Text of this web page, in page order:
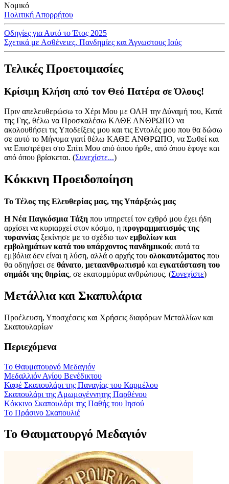
Νομικό
Πολιτική Απορρήτου
Οδηγίες για Αυτό το Έτος 2025
Σχετικά με Ασθένειες, Πανδημίες και Άγνωστους Ιούς
Τελικές Προετοιμασίες
Κρίσιμη Κλήση από τον Θεό Πατέρα σε Όλους!
Πριν απελευθερώσω το Χέρι Μου με ΟΛΗ την Δύναμή του, Κατά
της Γης, θέλω να Προσκαλέσω ΚΑΘΕ ΑΝΘΡΩΠΟ να
ακολουθήσει τις Υποδείξεις μου και τις Εντολές μου που θα δώσω
σε αυτό το Μήνυμα γιατί θέλω ΚΑΘΕ ΑΝΘΡΩΠΟ, να Σωθεί και
να Επιστρέψει στο Σπίτι Μου από όπου ήρθε, από όπου έφυγε και
από όπου βρίσκεται. (Συνεχίστε...)
Κόκκινη Προειδοποίηση
Το Τέλος της Ελευθερίας μας, της Υπάρξεώς μας
Η Νέα Παγκόσμια Τάξη που υπηρετεί τον εχθρό μου έχει ήδη
αρχίσει να κυριαρχεί στον κόσμο, η προγραμματισμός της
τυραννίας ξεκίνησε με το σχέδιο των εμβολίων και
εμβολημάτων κατά του υπάρχοντος πανδημικού; αυτά τα
εμβόλια δεν είναι η λύση, αλλά ο αρχής του ολοκαυτώματος που
θα οδηγήσει σε θάνατο, μεταανθρωπισμό και εγκατάσταση του
σημάδι της θηρίας, σε εκατομμύρια ανθρώπους. (Συνεχίστε)
Μετάλλια και Σκαπυλάρια
Προέλευση, Υποσχέσεις και Χρήσεις διαφόρων Μεταλλίων και
Σκαπουλαρίων
Περιεχόμενα
Το Θαυματουργό Μεδαγιόν
Μεδαλλιόν Αγίου Βενέδικτου
Καφέ Σκαπουλάρι της Παναγίας του Καρμέλου
Σκαπουλάρι της Αμωμογέννητης Παρθένου
Κόκκινο Σκαπουλάρι της Παθής του Ιησού
Το Πράσινο Σκαπουλιέ
Το Θαυματουργό Μεδαγιόν